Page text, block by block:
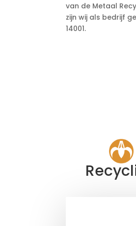
van de Metaal
zijn wij als bedrijf
14001.